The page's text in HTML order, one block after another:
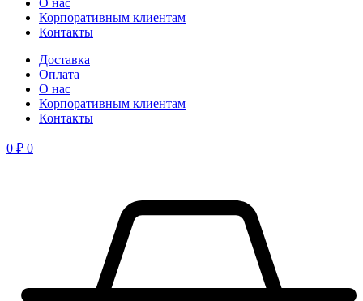
Корпоративным клиентам
Контакты
Доставка
Оплата
О нас
Корпоративным клиентам
Контакты
0 ₽ 0